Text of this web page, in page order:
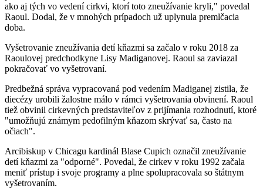
ako aj tých vo vedení cirkvi, ktorí toto zneužívanie kryli," povedal
Raoul. Dodal, že v mnohých prípadoch už uplynula premlčacia
doba.
Vyšetrovanie zneužívania detí kňazmi sa začalo v roku 2018 za
Raoulovej predchodkyne Lisy Madiganovej. Raoul sa zaviazal
pokračovať vo vyšetrovaní.
Predbežná správa vypracovaná pod vedením Madiganej zistila, že
diecézy urobili žalostne málo v rámci vyšetrovania obvinení. Raoul
tiež obvinil cirkevných predstaviteľov z prijímania rozhodnutí, ktoré
"umožňujú známym pedofilným kňazom skrývať sa, často na
očiach".
Arcibiskup v Chicagu kardinál Blase Cupich označil zneužívanie
detí kňazmi za "odporné". Povedal, že cirkev v roku 1992 začala
meniť prístup i svoje programy a plne spolupracovala so štátnym
vyšetrovaním.